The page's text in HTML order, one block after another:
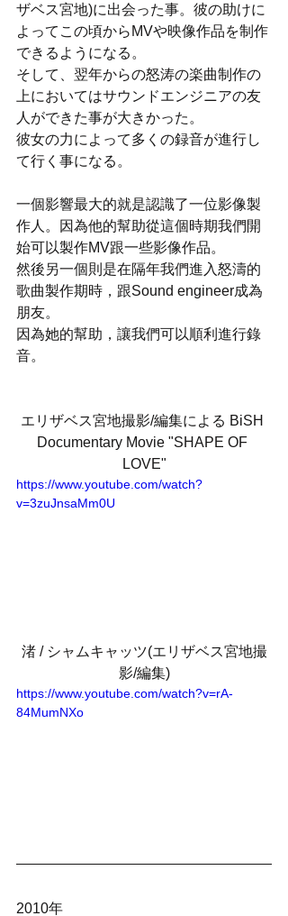
ザベス宮地)に出会った事。彼の助けに
よってこの頃からMVや映像作品を制作
できるようになる。
そして、翌年からの怒涛の楽曲制作の
上においてはサウンドエンジニアの友
人ができた事が大きかった。
彼女の力によって多くの録音が進行し
て行く事になる。
一個影響最大的就是認識了一位影像製
作人。因為他的幫助從這個時期我們開
始可以製作MV跟一些影像作品。
然後另一個則是在隔年我們進入怒濤的
歌曲製作期時，跟Sound engineer成為
朋友。
因為她的幫助，讓我們可以順利進行錄
音。
エリザベス宮地撮影/編集による BiSH
Documentary Movie "SHAPE OF
LOVE"
https://www.youtube.com/watch?
v=3zuJnsaMm0U
渚 / シャムキャッツ(エリザベス宮地撮
影/編集)
https://www.youtube.com/watch?v=rA-
84MumNXo
2010年